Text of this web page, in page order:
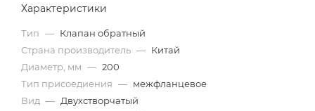
Характеристики
Тип — Клапан обратный
Страна производитель — Китай
Диаметр, мм — 200
Тип присоедиения — межфланцевое
Вид — Двухстворчатый